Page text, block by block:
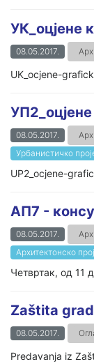
УК_оцјене
08.05.2017.
UK_ocjene-
08.05.2017.
Урбанистичко
UP2_ocjene-
АП7 -
08.05.2017.
Архитектонско
Четвртак, од 11
Zaštita
08.05.2017.
Predavanja iz